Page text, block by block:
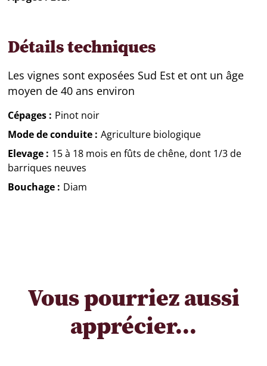
Détails techniques
Les vignes sont exposées Sud Est et ont un âge
moyen de 40 ans environ
Cépages
Pinot noir
Mode de conduite
Agriculture biologique
Elevage
15 à 18 mois en fûts de chêne, dont 1/3 de
barriques neuves
Bouchage
Diam
Vous pourriez aussi
apprécier...